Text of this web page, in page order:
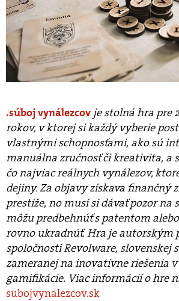
súboj vynálezcov je stolná hra pre
rokov, v ktorej si každý vyberie
vlastnými schopnosťami, ako sú
manuálna zručnosť či kreativita, a
čo najviac reálnych vynálezov,
dejiny. Za objavy získava finančný
prestíže, no musí si dávať pozor na
môžu predbehnúť s patentom
rovno ukradnúť. Hra je autorským
spoločnosti Revolware, slovenskej
zameranej na inovatívne riešenia
gamifikácie. Viac informácií o hre
subojvynalezcov.sk